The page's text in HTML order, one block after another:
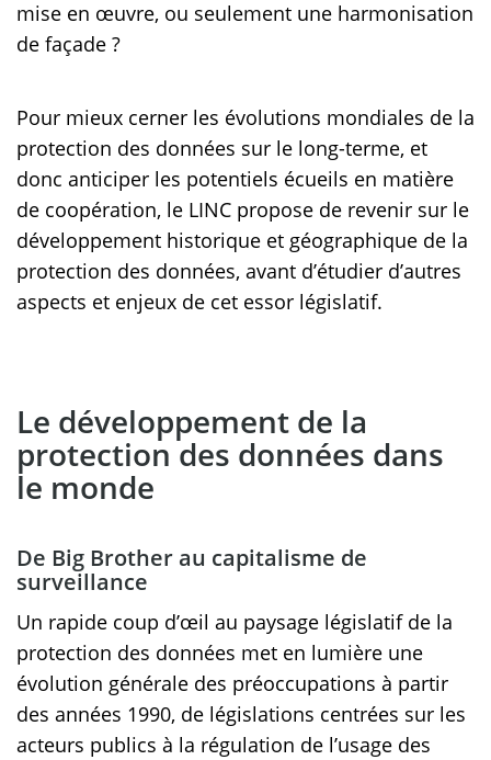
mise en œuvre, ou seulement une harmonisation
de façade ?
Pour mieux cerner les évolutions mondiales de la
protection des données sur le long-terme, et
donc anticiper les potentiels écueils en matière
de coopération, le LINC propose de revenir sur le
développement historique et géographique de la
protection des données, avant d’étudier d’autres
aspects et enjeux de cet essor législatif.
Le développement de la
protection des données dans
le monde
De Big Brother au capitalisme de
surveillance
Un rapide coup d’œil au paysage législatif de la
protection des données met en lumière une
évolution générale des préoccupations à partir
des années 1990, de législations centrées sur les
acteurs publics à la régulation de l’usage des